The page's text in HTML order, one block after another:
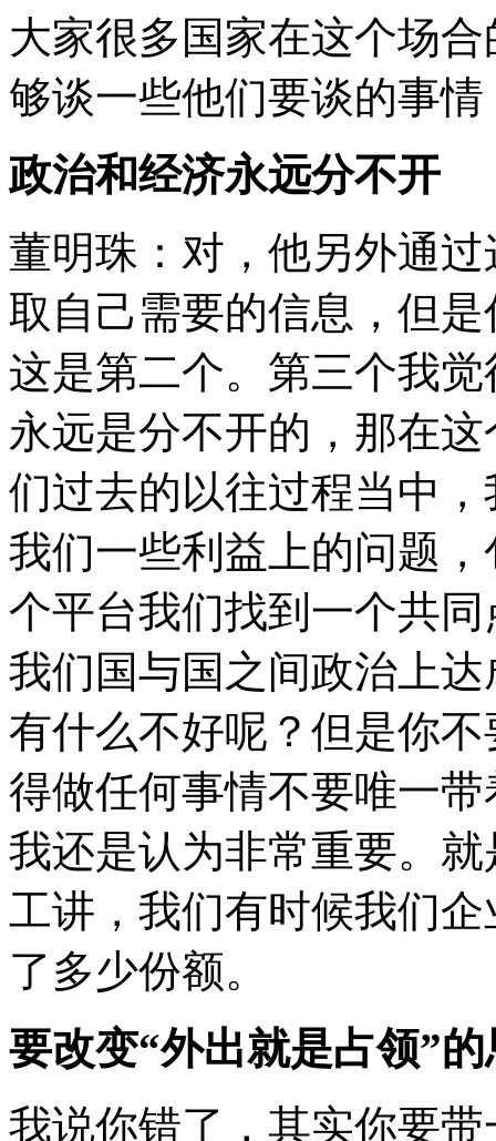
大家很多国家在这个场
够谈一些他们要谈的事
政治和经济永远分不开
董明珠：对，他另外通
取自己需要的信息，但
这是第二个。第三个我
永远是分不开的，那在
们过去的以往过程当中
我们一些利益上的问题
个平台我们找到一个共
我们国与国之间政治上
有什么不好呢？但是你
得做任何事情不要唯一
我还是认为非常重要。
工讲，我们有时候我们
了多少份额。
要改变“外出就是占领”
我说你错了，其实你要